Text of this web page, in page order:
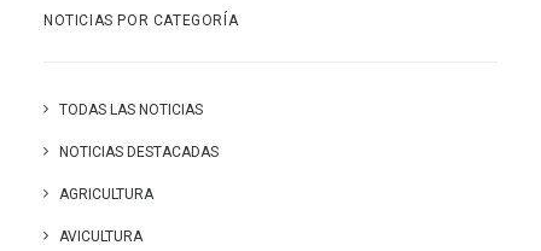
NOTICIAS POR CATEGORÍA
TODAS LAS NOTICIAS
NOTICIAS DESTACADAS
AGRICULTURA
AVICULTURA